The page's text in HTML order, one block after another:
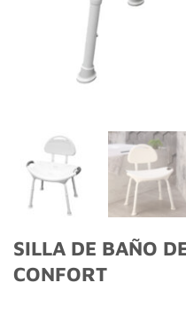
SILLA DE BAÑO
CONFORT